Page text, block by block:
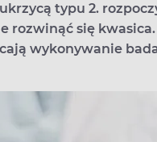
typu 2.
rozwinąć się
wykonywanie